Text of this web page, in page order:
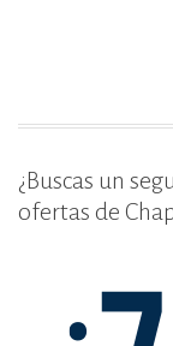
k
¿Buscas un
ofertas de